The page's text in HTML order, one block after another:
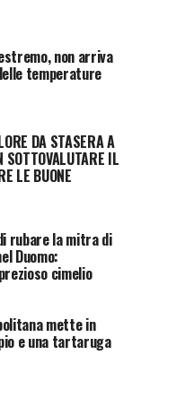
non arriva
temperature
DA STASERA A
SOTTOVALUTARE IL
LE BUONE
rubare la mitra di
Duomo:
cimelio
mette in
e una tartaruga